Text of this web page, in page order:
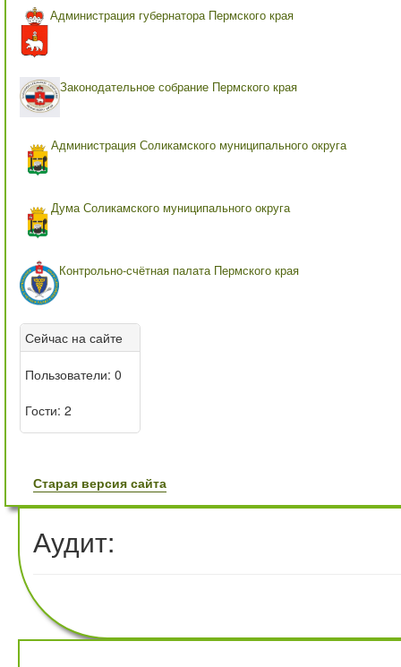
Администрация губернатора Пермского края
Законодательное собрание Пермского края
Администрация Соликамского муниципального округа
Дума Соликамского муниципального округа
Контрольно-счётная палата Пермского края
Сейчас на сайте
Пользователи: 0
Гости: 2
Старая версия сайта
Аудит: